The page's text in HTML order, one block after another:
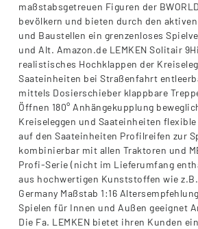
maßstabsgetreuen Figuren der
bevölkern und bieten durch den
und Baustellen ein grenzenloses
und Alt. Amazon.de LEMKEN Solitair
realistisches Hochklappen der
Saateinheiten bei Straßenfahrt
mittels Dosierschieber klappbare
Öffnen 180° Anhängekupplung
Kreiseleggen und Saateinheiten
auf den Saateinheiten Profilreifen zur
kombinierbar mit allen Traktoren und
Profi-Serie (nicht im Lieferumfang
aus hochwertigen Kunststoffen wie z.B.
Germany Maßstab 1:16
Spielen für Innen und Außen geeignet
Die Fa. LEMKEN bietet ihren Kunden